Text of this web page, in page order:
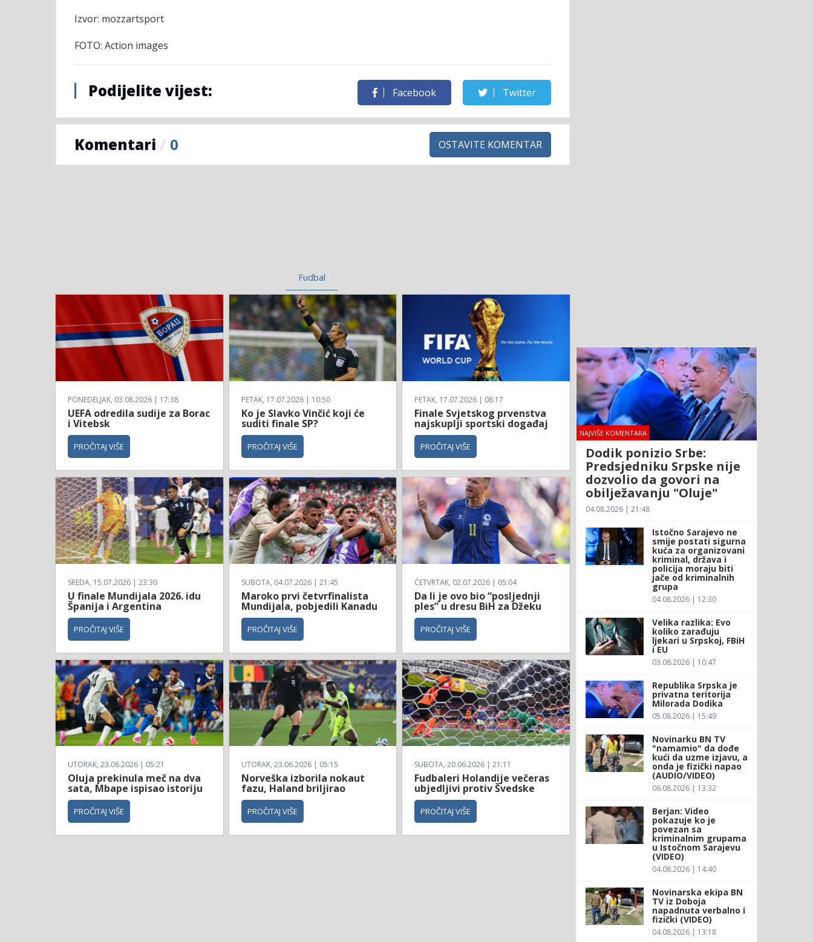
Izvor: mozzartsport
FOTO: Action images
Podijelite vijest: Facebook Twitter
Komentari / 0 OSTAVITE KOMENTAR
Fudbal
PONEDELJAK, 03.08.2026 | 17:38
UEFA odredila sudije za Borac
i Vitebsk
PROČITAJ VIŠE
PETAK, 17.07.2026 | 10:50
Ko je Slavko Vinčić koji će
suditi finale SP?
PROČITAJ VIŠE
PETAK, 17.07.2026 | 08:17
Finale Svjetskog prvenstva
najskuplji sportski događaj
PROČITAJ VIŠE
SREDA, 15.07.2026 | 23:30
U finale Mundijala 2026. idu
Španija i Argentina
PROČITAJ VIŠE
SUBOTA, 04.07.2026 | 21:45
Maroko prvi četvrfinalista
Mundijala, pobjedili Kanadu
PROČITAJ VIŠE
ČETVRTAK, 02.07.2026 | 05:04
Da li je ovo bio “posljednji
ples” u dresu BiH za Džeku
PROČITAJ VIŠE
UTORAK, 23.06.2026 | 05:21
Oluja prekinula meč na dva
sata, Mbape ispisao istoriju
PROČITAJ VIŠE
UTORAK, 23.06.2026 | 05:15
Norveška izborila nokaut
fazu, Haland briljirao
PROČITAJ VIŠE
SUBOTA, 20.06.2026 | 21:11
Fudbaleri Holandije večeras
ubjedljivi protiv Švedske
PROČITAJ VIŠE
NAJVIŠE KOMENTARA
Dodik ponizio Srbe:
Predsjedniku Srpske nije
dozvolio da govori na
obilježavanju "Oluje"
04.08.2026 | 21:48
Istočno Sarajevo ne
smije postati sigurna
kuća za organizovani
kriminal, država i
policija moraju biti
jače od kriminalnih
grupa
04.08.2026 | 12:30
Velika razlika: Evo
koliko zarađuju
ljekari u Srpskoj, FBiH
i EU
03.08.2026 | 10:47
Republika Srpska je
privatna teritorija
Milorada Dodika
05.08.2026 | 15:49
Novinarku BN TV
"namamio" da dođe
kući da uzme izjavu, a
onda je fizički napao
(AUDIO/VIDEO)
06.08.2026 | 13:32
Berjan: Video
pokazuje ko je
povezan sa
kriminalnim grupama
u Istočnom Sarajevu
(VIDEO)
04.08.2026 | 14:40
Novinarska ekipa BN
TV iz Doboja
napadnuta verbalno i
fizički (VIDEO)
04.08.2026 | 13:18